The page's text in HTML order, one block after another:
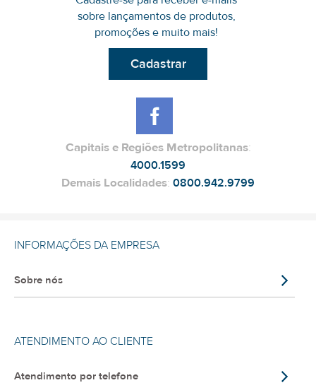
sobre lançamentos de produtos,
promoções e muito mais!
Cadastrar
Capitais e Regiões Metropolitanas:
4000.1599
Demais Localidades: 0800.942.9799
INFORMAÇÕES DA EMPRESA
Sobre nós
ATENDIMENTO AO CLIENTE
Atendimento por telefone